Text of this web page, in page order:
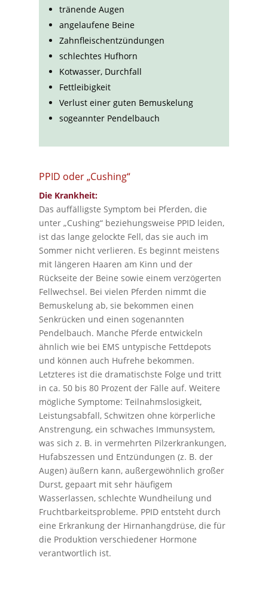
tränende Augen
angelaufene Beine
Zahnfleischentzündungen
schlechtes Hufhorn
Kotwasser, Durchfall
Fettleibigkeit
Verlust einer guten Bemuskelung
sogeannter Pendelbauch
PPID oder „Cushing“
Die Krankheit:
Das auffälligste Symptom bei Pferden, die
unter „Cushing“ beziehungsweise PPID leiden,
ist das lange gelockte Fell, das sie auch im
Sommer nicht verlieren. Es beginnt meistens
mit längeren Haaren am Kinn und der
Rückseite der Beine sowie einem verzögerten
Fellwechsel. Bei vielen Pferden nimmt die
Bemuskelung ab, sie bekommen einen
Senkrücken und einen sogenannten
Pendelbauch. Manche Pferde entwickeln
ähnlich wie bei EMS untypische Fettdepots
und können auch Hufrehe bekommen.
Letzteres ist die dramatischste Folge und tritt
in ca. 50 bis 80 Prozent der Fälle auf. Weitere
mögliche Symptome: Teilnahmslosigkeit,
Leistungsabfall, Schwitzen ohne körperliche
Anstrengung, ein schwaches Immunsystem,
was sich z. B. in vermehrten Pilzerkrankungen,
Hufabszessen und Entzündungen (z. B. der
Augen) äußern kann, außergewöhnlich großer
Durst, gepaart mit sehr häufigem
Wasserlassen, schlechte Wundheilung und
Fruchtbarkeitsprobleme. PPID entsteht durch
eine Erkrankung der Hirnanhangdrüse, die für
die Produktion verschiedener Hormone
verantwortlich ist.